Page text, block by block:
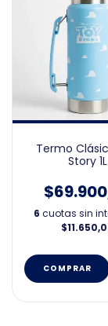
Termo
Story 1L
6 cuotas sin